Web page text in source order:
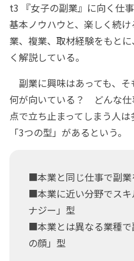
t3 『女子の副業』に向く仕
基本ノウハウと、楽しく続
業、複業、取材経験をもと
く解説している。
副業に興味はあっても、
何が向いている？ どんな
点で立ち止まってしまう人
「3つの型」があるという。
■本業と同じ仕事で副
■本業に近い分野でス
ナジー」型
■本業とは異なる業種
の顔」型